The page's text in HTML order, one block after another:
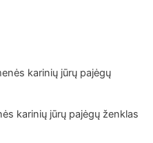
karinių jūrų pajėgų ženklas